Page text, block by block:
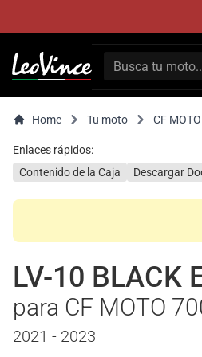
Home Tu moto CF MOTO
Enlaces rápidos:
Contenido de la Caja
Descargar
LV-10 BLACK
para CF MOTO
2021 - 2023